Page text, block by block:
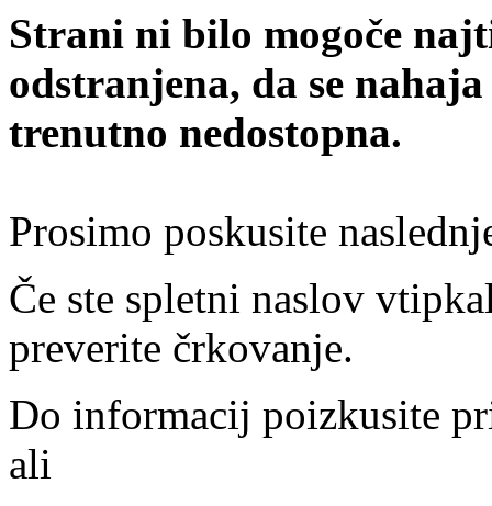
Strani ni bilo mogoče
odstranjena, da se
trenutno nedostopna.
Prosimo poskusite
Če ste spletni naslov
preverite črkovanje.
Do informacij poizkusite
ali